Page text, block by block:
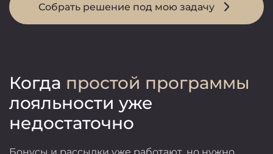
Собрать решение под мою задачу
Когда простой программы
лояльности уже
недостаточно